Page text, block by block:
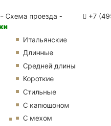
- Схема проезда - +7
Итальянские
Длинные
Средней длины
Короткие
Стильные
С капюшоном
С мехом